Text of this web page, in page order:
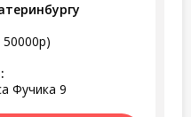
Фучика 9